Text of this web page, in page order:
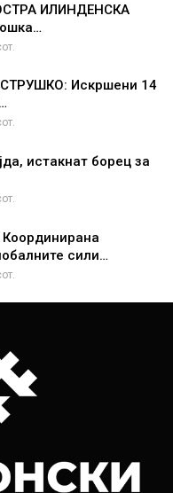
ИЛИНДЕНСКА
Искршени 14
истакнат борец за
сили…